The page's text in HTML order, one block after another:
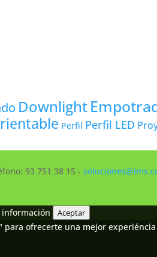
Downlight
Perfil Perfil LED
93 751 38 15 -
información Aceptar
ofrecerte una mejor